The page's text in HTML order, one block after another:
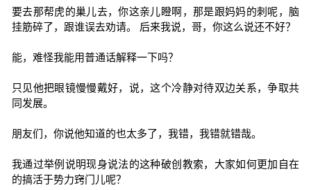
要去那帮虎的巢儿去，你这亲儿瞪啊，那是跟妈妈的刺呢，脑
挂筋碎了，跟谁误去劝请。 后来我说，哥，你这么说还不好？
能，难怪我能用普通话解释一下吗？
只见他把眼镜慢慢戴好，说，这个冷静对待双边关系，争取共
同发展。
朋友们，你说他知道的也太多了，我错，我错就错哉。
我通过举例说明现身说法的这种破创教索，大家如何更加自在
的搞活于势力窍门儿呢？